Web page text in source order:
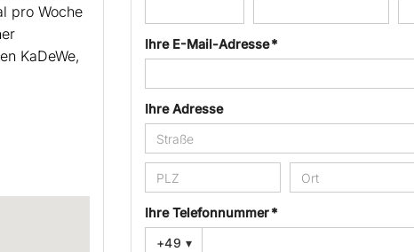
pro Woche
KaDeWe,
Ihre E-Mail-Adresse *
Ihre Adresse
Ihre Telefonnummer *
+49 ▾